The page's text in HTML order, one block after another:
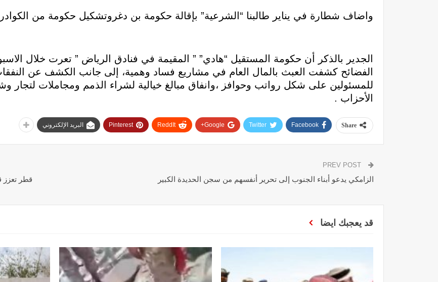
واضاف شطارة في يناير طالبنا “الشرعية” بإقالة حكومة بن دغروتشكيل حكومة من الكوادر
الجدير بالذكر أن حكومة المستقيل “هادي” ” المقيمة في فنادق الرياض ” تعرت خلال
الفضائح كشفت العبث بالمال العام في مشاريع فساد وهمية، إلى جانب الكشف عن
للمسئولين على شكل رواتب وحوافز ،وانفاق مبالغ خيالية لشراء الذمم ومجاملات لتجار
الأحزاب .
Share
Facebook
Twitter
Google+
ReddIt
Pinterest البريد الإلكتروني
الزامكي يدعو أبناء الجنوب إلى تحرير أنفسهم من سجن الحديدة الكبير قطر تعزز قواتها
قد يعجبك ايضا